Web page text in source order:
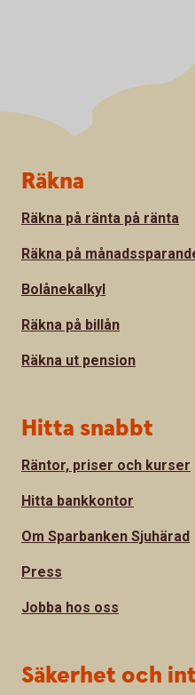
Sidfot
Räkna
Räkna på ränta på ränta
Räkna på
Bolånekalkyl
Räkna på billån
Räkna ut pension
Hitta snabbt
Räntor, priser och kurser
Hitta bankkontor
Om Sparbanken Sjuhärad
Press
Jobba hos oss
Säkerhet och